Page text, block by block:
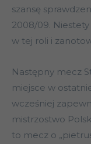
szansę
2008/09.
w tej roli i
Następny mecz
miejsce w
wcześniej
mistrzostwo
to mecz o